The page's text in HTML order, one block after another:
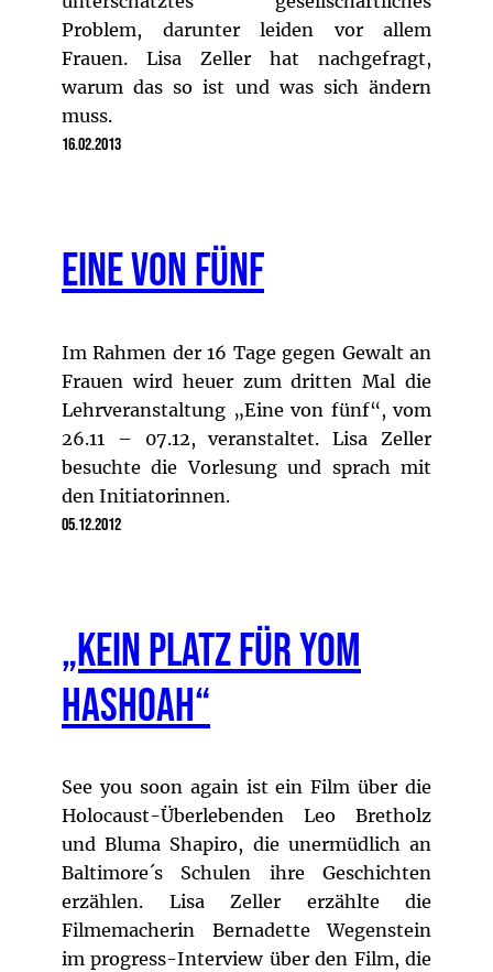
Problem, darunter leiden vor allem
Frauen. Lisa Zeller hat nachgefragt,
warum das so ist und was sich ändern
muss.
16.02.2013
Eine von fünf
Im Rahmen der 16 Tage gegen Gewalt an
Frauen wird heuer zum dritten Mal die
Lehrveranstaltung „Eine von fünf“, vom
26.11 – 07.12, veranstaltet. Lisa Zeller
besuchte die Vorlesung und sprach mit
den Initiatorinnen.
05.12.2012
„Kein Platz für Yom
Hashoah“
See you soon again ist ein Film über die
Holocaust-Überlebenden Leo Bretholz
und Bluma Shapiro, die unermüdlich an
Baltimore´s Schulen ihre Geschichten
erzählen. Lisa Zeller erzählte die
Filmemacherin Bernadette Wegenstein
im progress-Interview über den Film, die